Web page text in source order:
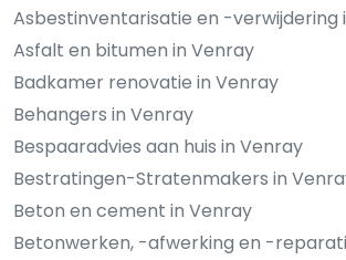
Asbestinventarisatie en -verwijdering
Asfalt en bitumen in Venray
Badkamer renovatie in Venray
Behangers in Venray
Bespaaradvies aan huis in Venray
Bestratingen-Stratenmakers in
Beton en cement in Venray
Betonwerken, -afwerking en -